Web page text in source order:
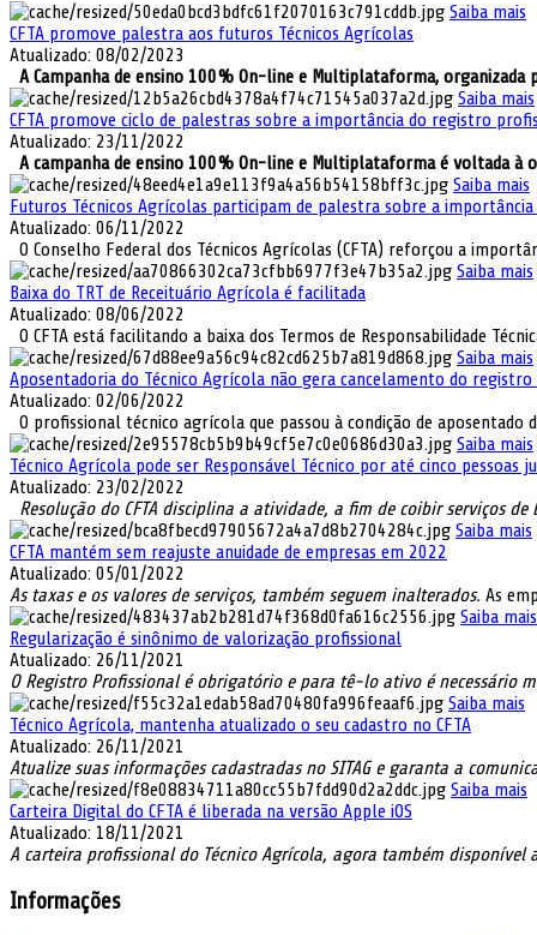
Saiba mais
CFTA promove palestra aos futuros Técnicos Agrícolas
Atualizado: 08/02/2023
A Campanha de ensino 100% On-line e Multiplataforma, organizada
Saiba mais
CFTA promove ciclo de palestras sobre a importância do registro
Atualizado: 23/11/2022
A campanha de ensino 100% On-line e Multiplataforma é voltada à
Saiba mais
Futuros Técnicos Agrícolas participam de palestra sobre a
Atualizado: 06/11/2022
O Conselho Federal dos Técnicos Agrícolas (CFTA) reforçou a
Saiba mais
Baixa do TRT de Receituário Agrícola é facilitada
Atualizado: 08/06/2022
O CFTA está facilitando a baixa dos Termos de Responsabilidade
Saiba mais
Aposentadoria do Técnico Agrícola não gera cancelamento do
Atualizado: 02/06/2022
O profissional técnico agrícola que passou à condição de aposentado
Saiba mais
Técnico Agrícola pode ser Responsável Técnico por até cinco pessoas
Atualizado: 23/02/2022
Resolução do CFTA disciplina a atividade, a fim de coibir serviços de
Saiba mais
CFTA mantém sem reajuste anuidade de empresas em 2022
Atualizado: 05/01/2022
As taxas e os valores de serviços, também seguem inalterados. As
Saiba mais
Regularização é sinônimo de valorização profissional
Atualizado: 26/11/2021
O Registro Profissional é obrigatório e para tê-lo ativo é necessário
Saiba mais
Técnico Agrícola, mantenha atualizado o seu cadastro no CFTA
Atualizado: 26/11/2021
Atualize suas informações cadastradas no SITAG e garanta a
Saiba mais
Carteira Digital do CFTA é liberada na versão Apple iOS
Atualizado: 18/11/2021
A carteira profissional do Técnico Agrícola, agora também disponível
Informações